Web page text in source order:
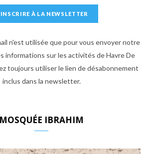
n'est utilisée que pour vous envoyer notre
informations sur les activités de Havre De
toujours utiliser le lien de désabonnement
inclus dans la newsletter.
MOSQUÉE IBRAHIM